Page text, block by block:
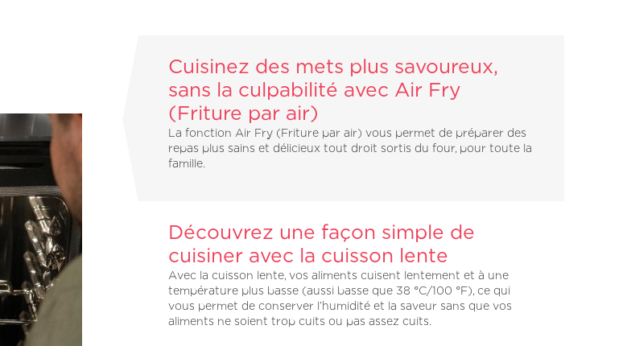
Cuisinez des mets plus savoureux,
sans la culpabilité avec Air Fry
(Friture par air)
La fonction Air Fry (Friture par air) vous permet de préparer des
repas plus sains et délicieux tout droit sortis du four, pour toute la
famille.
Découvrez une façon simple de
cuisiner avec la cuisson lente
Avec la cuisson lente, vos aliments cuisent lentement et à une
température plus basse (aussi basse que 38 °C/100 °F), ce qui
vous permet de conserver l’humidité et la saveur sans que vos
aliments ne soient trop cuits ou pas assez cuits.